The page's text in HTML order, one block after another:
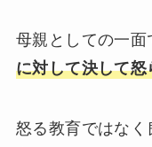
母親としての一
に対して決して怒
怒る教育ではな